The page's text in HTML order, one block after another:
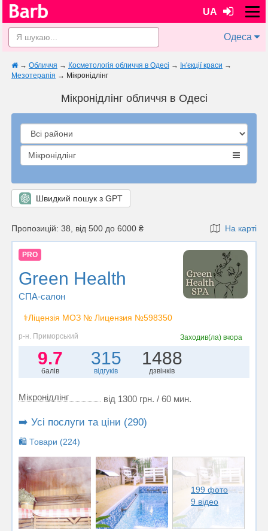
UA
Одеса
→ Обличчя → Косметологія обличчя в Одесі → Ін'єкції краси →
Мезотерапія → Мікронідлінг
Мікронідлінг обличчя в Одесі
Мікронідлінг
Швидкий пошук з GPT
Пропозицій: 38, від 500 до 6000 ₴ На карті
PRO
Green Health
СПА-салон
⚕️Ліцензія МОЗ № Лицензия №598350
р-н. Приморський Заходив(ла) вчора
9.7
балів
315
відгуків
1488
дзвінків
Мікронідлінг від 1300 грн. / 60 мин.
➡️ Усі послуги та ціни (290)
🛍️ Товари (224)
199 фото
9 відео